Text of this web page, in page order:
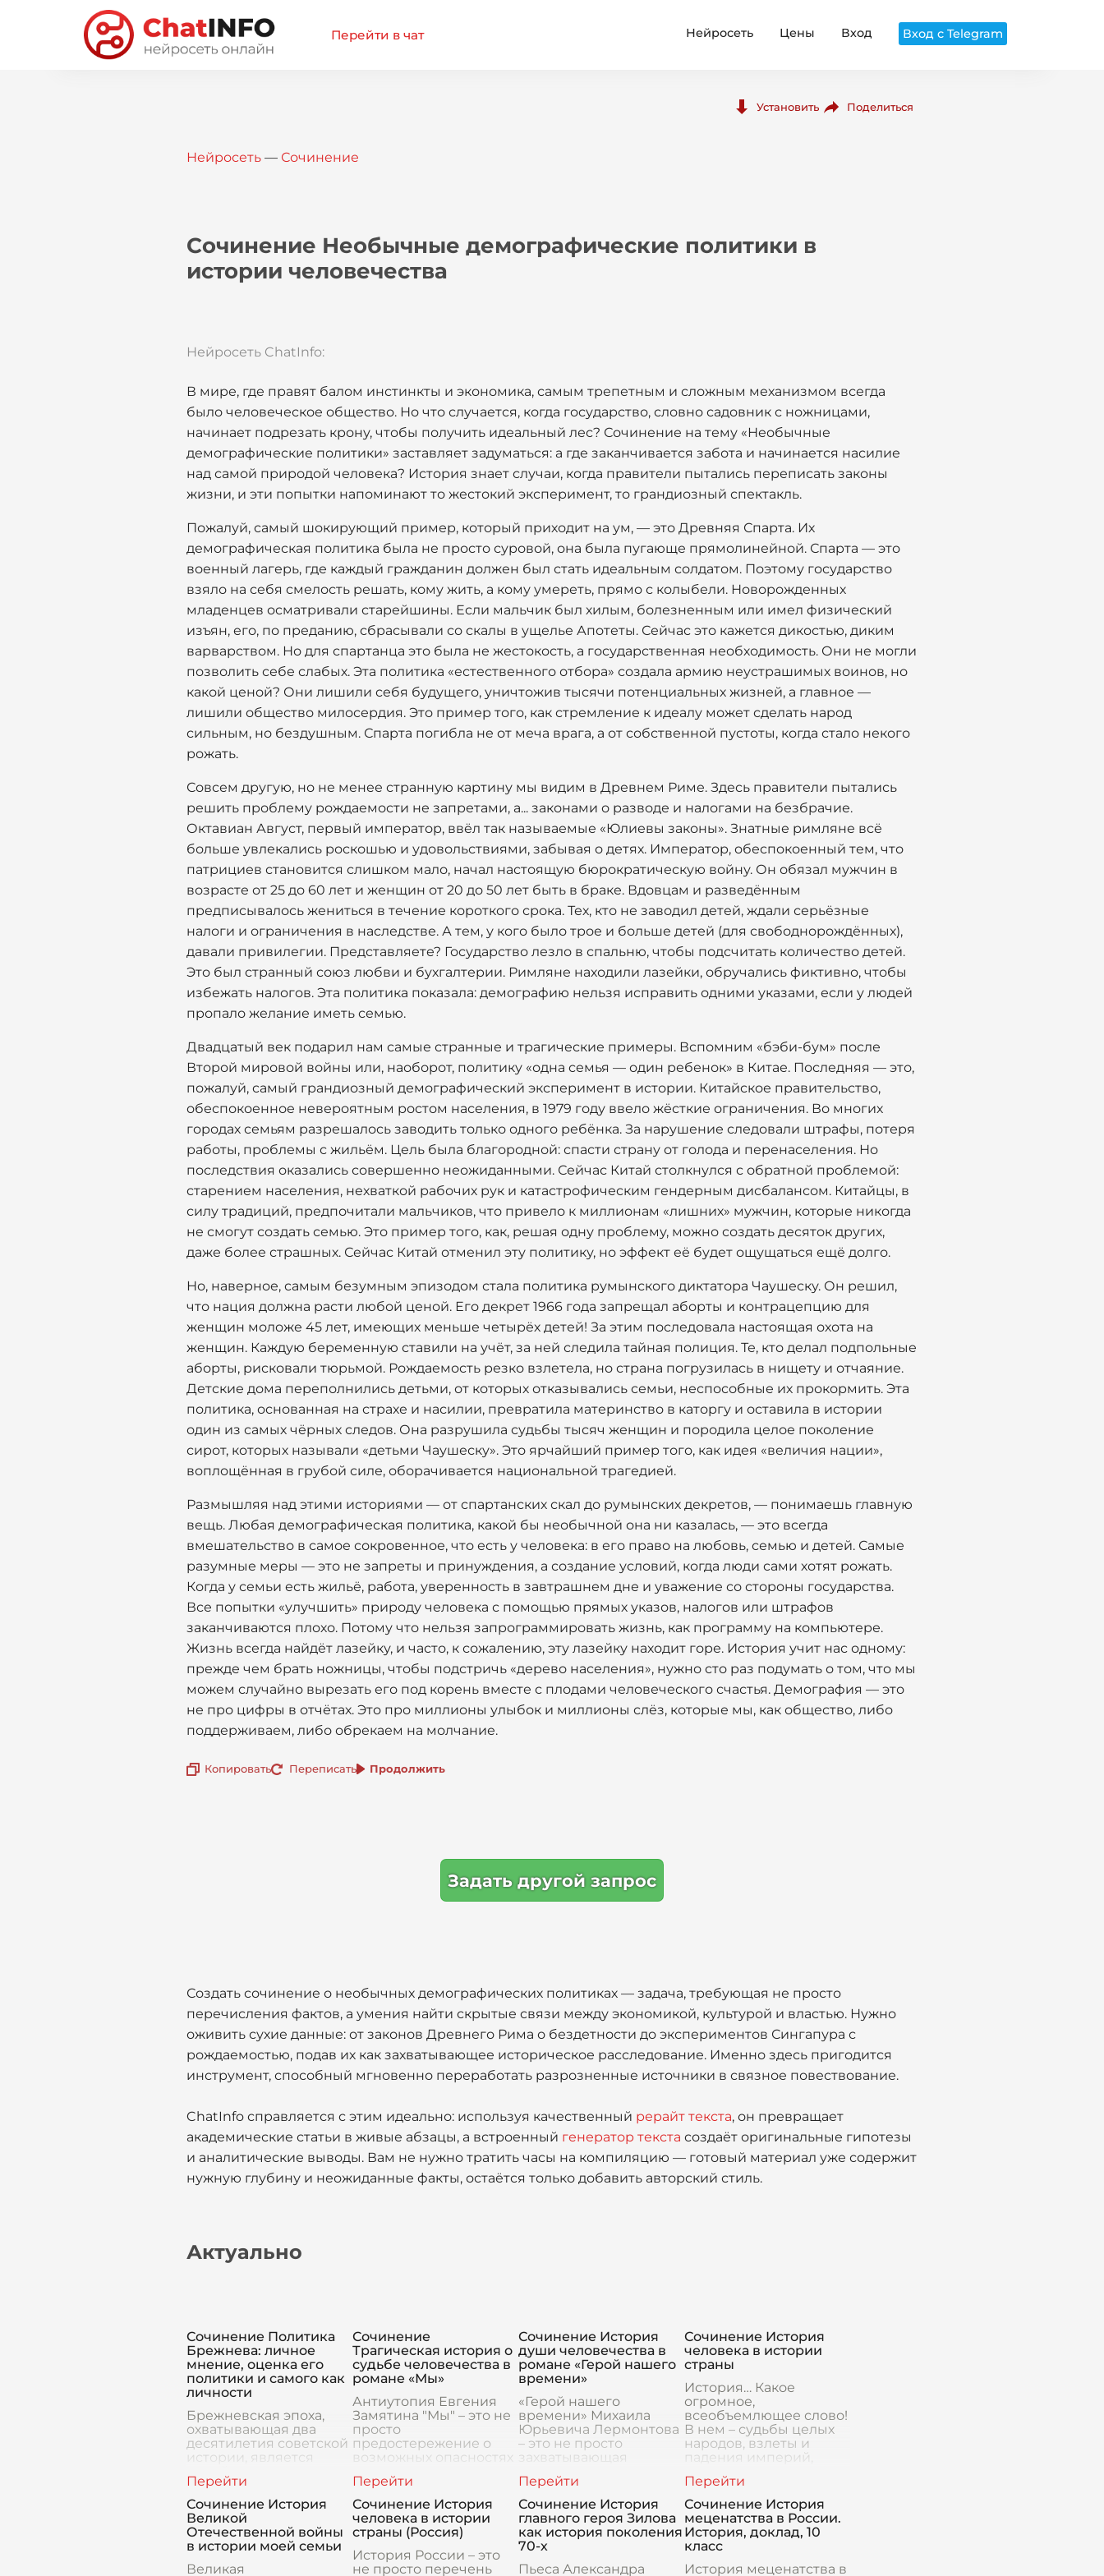
Перейти в чат Нейросеть Цены Вход Вход с Telegram
Установить Поделиться
Нейросеть — Сочинение
Сочинение Необычные демографические политики в
истории человечества
Нейросеть ChatInfo:
В мире, где правят балом инстинкты и экономика, самым трепетным и сложным механизмом всегда
было человеческое общество. Но что случается, когда государство, словно садовник с ножницами,
начинает подрезать крону, чтобы получить идеальный лес? Сочинение на тему «Необычные
демографические политики» заставляет задуматься: а где заканчивается забота и начинается насилие
над самой природой человека? История знает случаи, когда правители пытались переписать законы
жизни, и эти попытки напоминают то жестокий эксперимент, то грандиозный спектакль.
Пожалуй, самый шокирующий пример, который приходит на ум, — это Древняя Спарта. Их
демографическая политика была не просто суровой, она была пугающе прямолинейной. Спарта — это
военный лагерь, где каждый гражданин должен был стать идеальным солдатом. Поэтому государство
взяло на себя смелость решать, кому жить, а кому умереть, прямо с колыбели. Новорожденных
младенцев осматривали старейшины. Если мальчик был хилым, болезненным или имел физический
изъян, его, по преданию, сбрасывали со скалы в ущелье Апотеты. Сейчас это кажется дикостью, диким
варварством. Но для спартанца это была не жестокость, а государственная необходимость. Они не могли
позволить себе слабых. Эта политика «естественного отбора» создала армию неустрашимых воинов, но
какой ценой? Они лишили себя будущего, уничтожив тысячи потенциальных жизней, а главное —
лишили общество милосердия. Это пример того, как стремление к идеалу может сделать народ
сильным, но бездушным. Спарта погибла не от меча врага, а от собственной пустоты, когда стало некого
рожать.
Совсем другую, но не менее странную картину мы видим в Древнем Риме. Здесь правители пытались
решить проблему рождаемости не запретами, а... законами о разводе и налогами на безбрачие.
Октавиан Август, первый император, ввёл так называемые «Юлиевы законы». Знатные римляне всё
больше увлекались роскошью и удовольствиями, забывая о детях. Император, обеспокоенный тем, что
патрициев становится слишком мало, начал настоящую бюрократическую войну. Он обязал мужчин в
возрасте от 25 до 60 лет и женщин от 20 до 50 лет быть в браке. Вдовцам и разведённым
предписывалось жениться в течение короткого срока. Тех, кто не заводил детей, ждали серьёзные
налоги и ограничения в наследстве. А тем, у кого было трое и больше детей (для свободнорождённых),
давали привилегии. Представляете? Государство лезло в спальню, чтобы подсчитать количество детей.
Это был странный союз любви и бухгалтерии. Римляне находили лазейки, обручались фиктивно, чтобы
избежать налогов. Эта политика показала: демографию нельзя исправить одними указами, если у людей
пропало желание иметь семью.
Двадцатый век подарил нам самые странные и трагические примеры. Вспомним «бэби-бум» после
Второй мировой войны или, наоборот, политику «одна семья — один ребенок» в Китае. Последняя — это,
пожалуй, самый грандиозный демографический эксперимент в истории. Китайское правительство,
обеспокоенное невероятным ростом населения, в 1979 году ввело жёсткие ограничения. Во многих
городах семьям разрешалось заводить только одного ребёнка. За нарушение следовали штрафы, потеря
работы, проблемы с жильём. Цель была благородной: спасти страну от голода и перенаселения. Но
последствия оказались совершенно неожиданными. Сейчас Китай столкнулся с обратной проблемой:
старением населения, нехваткой рабочих рук и катастрофическим гендерным дисбалансом. Китайцы, в
силу традиций, предпочитали мальчиков, что привело к миллионам «лишних» мужчин, которые никогда
не смогут создать семью. Это пример того, как, решая одну проблему, можно создать десяток других,
даже более страшных. Сейчас Китай отменил эту политику, но эффект её будет ощущаться ещё долго.
Но, наверное, самым безумным эпизодом стала политика румынского диктатора Чаушеску. Он решил,
что нация должна расти любой ценой. Его декрет 1966 года запрещал аборты и контрацепцию для
женщин моложе 45 лет, имеющих меньше четырёх детей! За этим последовала настоящая охота на
женщин. Каждую беременную ставили на учёт, за ней следила тайная полиция. Те, кто делал подпольные
аборты, рисковали тюрьмой. Рождаемость резко взлетела, но страна погрузилась в нищету и отчаяние.
Детские дома переполнились детьми, от которых отказывались семьи, неспособные их прокормить. Эта
политика, основанная на страхе и насилии, превратила материнство в каторгу и оставила в истории
один из самых чёрных следов. Она разрушила судьбы тысяч женщин и породила целое поколение
сирот, которых называли «детьми Чаушеску». Это ярчайший пример того, как идея «величия нации»,
воплощённая в грубой силе, оборачивается национальной трагедией.
Размышляя над этими историями — от спартанских скал до румынских декретов, — понимаешь главную
вещь. Любая демографическая политика, какой бы необычной она ни казалась, — это всегда
вмешательство в самое сокровенное, что есть у человека: в его право на любовь, семью и детей. Самые
разумные меры — это не запреты и принуждения, а создание условий, когда люди сами хотят рожать.
Когда у семьи есть жильё, работа, уверенность в завтрашнем дне и уважение со стороны государства.
Все попытки «улучшить» природу человека с помощью прямых указов, налогов или штрафов
заканчиваются плохо. Потому что нельзя запрограммировать жизнь, как программу на компьютере.
Жизнь всегда найдёт лазейку, и часто, к сожалению, эту лазейку находит горе. История учит нас одному:
прежде чем брать ножницы, чтобы подстричь «дерево населения», нужно сто раз подумать о том, что мы
можем случайно вырезать его под корень вместе с плодами человеческого счастья. Демография — это
не про цифры в отчётах. Это про миллионы улыбок и миллионы слёз, которые мы, как общество, либо
поддерживаем, либо обрекаем на молчание.
Копировать Переписать Продолжить
Задать другой запрос
Создать сочинение о необычных демографических политиках — задача, требующая не просто
перечисления фактов, а умения найти скрытые связи между экономикой, культурой и властью. Нужно
оживить сухие данные: от законов Древнего Рима о бездетности до экспериментов Сингапура с
рождаемостью, подав их как захватывающее историческое расследование. Именно здесь пригодится
инструмент, способный мгновенно переработать разрозненные источники в связное повествование.
ChatInfo справляется с этим идеально: используя качественный рерайт текста, он превращает
академические статьи в живые абзацы, а встроенный генератор текста создаёт оригинальные гипотезы
и аналитические выводы. Вам не нужно тратить часы на компиляцию — готовый материал уже содержит
нужную глубину и неожиданные факты, остаётся только добавить авторский стиль.
Актуально
Сочинение Политика
Брежнева: личное
мнение, оценка его
политики и самого как
личности
Брежневская эпоха,
охватывающая два
десятилетия советской
истории, является
противоречивых и
обсуждаемых в
отечественной
истории. Политика
Леонида Ильича
Брежнева, с
Сочинение
Трагическая история о
судьбе человечества в
романе «Мы»
Антиутопия Евгения
Замятина "Мы" – это не
просто
предостережение о
возможных опасностях
глубокая трагедия о
судьбе человечества, о
его стремлении к
совершенству,
Сочинение История
души человечества в
романе «Герой нашего
времени»
«Герой нашего
времени» Михаила
Юрьевича Лермонтова
– это не просто
захватывающая
офицере, полном
загадок и
противоречий. Это, на
мой взгляд, глубокое
исследование
Сочинение История
человека в истории
страны
История… Какое
огромное,
всеобъемлющее слово!
В нем – судьбы целых
народов, взлеты и
падения империй,
великие произведения
искусства. Но история –
это не только
Сочинение История
Великой
Отечественной войны
в истории моей семьи
Великая
Сочинение История
человека в истории
страны (Россия)
История России – это
не просто перечень
Сочинение История
главного героя Зилова
как история поколения
70-х
Пьеса Александра
Сочинение История
меценатства в России.
История, доклад, 10
класс
История меценатства в